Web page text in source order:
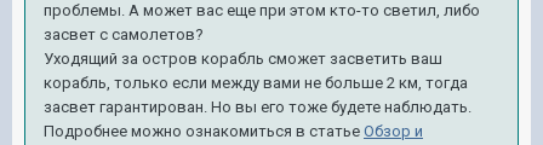
проблемы. А может вас еще при этом кто-то светил, либо
засвет с самолетов?
Уходящий за остров корабль сможет засветить ваш
корабль, только если между вами не больше 2 км, тогда
засвет гарантирован. Но вы его тоже будете наблюдать.
Подробнее можно ознакомиться в статье Обзор и